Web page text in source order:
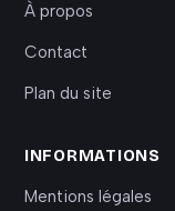
À propos
Contact
Plan du site
INFORMATIONS
Mentions légales